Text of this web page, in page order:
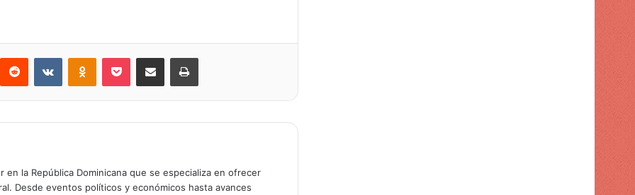
en la República Dominicana que se especializa en ofrecer
Desde eventos políticos y económicos hasta avances